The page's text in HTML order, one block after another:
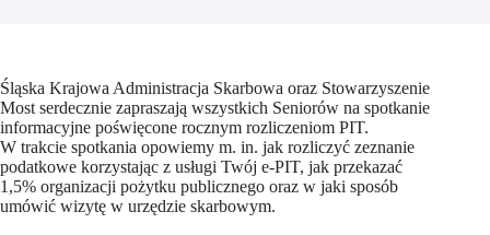
Śląska Krajowa Administracja Skarbowa oraz Stowarzyszenie
Most serdecznie zapraszają wszystkich Seniorów na spotkanie
informacyjne poświęcone rocznym rozliczeniom PIT.
W trakcie spotkania opowiemy m. in. jak rozliczyć zeznanie
podatkowe korzystając z usługi Twój e-PIT, jak przekazać
1,5% organizacji pożytku publicznego oraz w jaki sposób
umówić wizytę w urzędzie skarbowym.